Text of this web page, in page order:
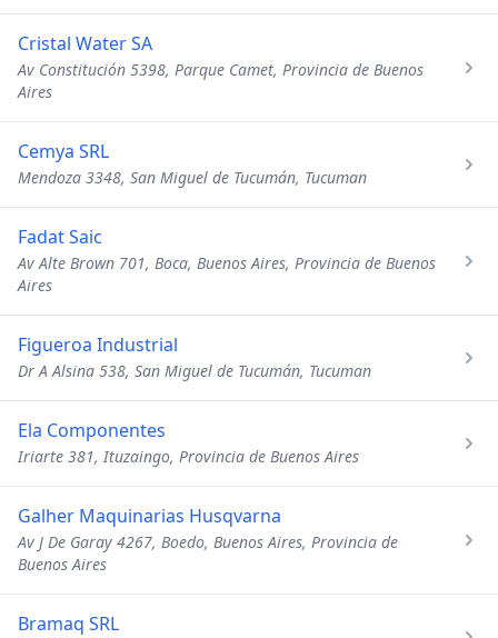
Cristal Water SA
Av Constitución 5398, Parque Camet, Provincia de Buenos
Aires
Cemya SRL
Mendoza 3348, San Miguel de Tucumán, Tucuman
Fadat Saic
Av Alte Brown 701, Boca, Buenos Aires, Provincia de Buenos
Aires
Figueroa Industrial
Dr A Alsina 538, San Miguel de Tucumán, Tucuman
Ela Componentes
Iriarte 381, Ituzaingo, Provincia de Buenos Aires
Galher Maquinarias Husqvarna
Av J De Garay 4267, Boedo, Buenos Aires, Provincia de
Buenos Aires
Bramaq SRL